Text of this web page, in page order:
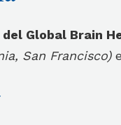
Global Brain
San Francisco)e